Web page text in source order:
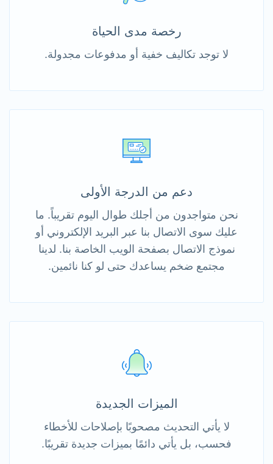
رخصة مدى الحياة
لا توجد تكاليف خفية أو مدفوعات مجدولة.
دعم من الدرجة الأولى
نحن متواجدون من أجلك طوال اليوم تقريباً. ما
عليك سوى الاتصال بنا عبر البريد الإلكتروني أو
نموذج الاتصال بصفحة الويب الخاصة بنا. لدينا
مجتمع ضخم يساعدك حتى لو كنا نائمين.
الميزات الجديدة
لا يأتي التحديث مصحوبًا بإصلاحات للأخطاء
فحسب، بل يأتي دائمًا بميزات جديدة تقريبًا.